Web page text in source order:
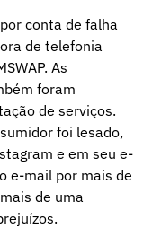
conta de falha
de telefonia
As
foram
de serviços.
foi lesado,
e em seu e-
e-mail por mais de
de uma